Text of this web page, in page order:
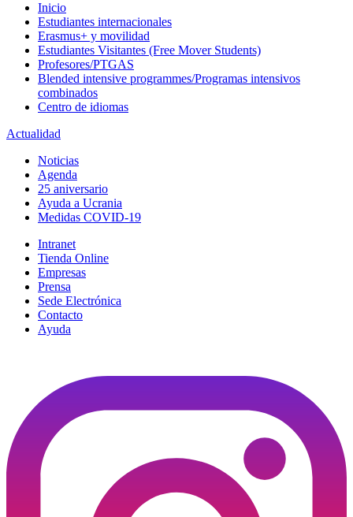
Inicio
Estudiantes internacionales
Erasmus+ y movilidad
Estudiantes Visitantes (Free Mover Students)
Profesores/PTGAS
Blended intensive programmes/Programas intensivos
combinados
Centro de idiomas
Actualidad
Noticias
Agenda
25 aniversario
Ayuda a Ucrania
Medidas COVID-19
Intranet
Tienda Online
Empresas
Prensa
Sede Electrónica
Contacto
Ayuda